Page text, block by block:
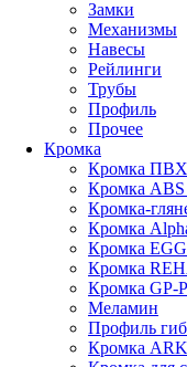
Замки
Механизмы
Навесы
Рейлинги
Трубы
Профиль
Прочее
Кромка
Кромка
Кромка
Кромка-
Кромка
Кромка
Кромка
Кромка GP-
Меламин
Профиль
Кромка